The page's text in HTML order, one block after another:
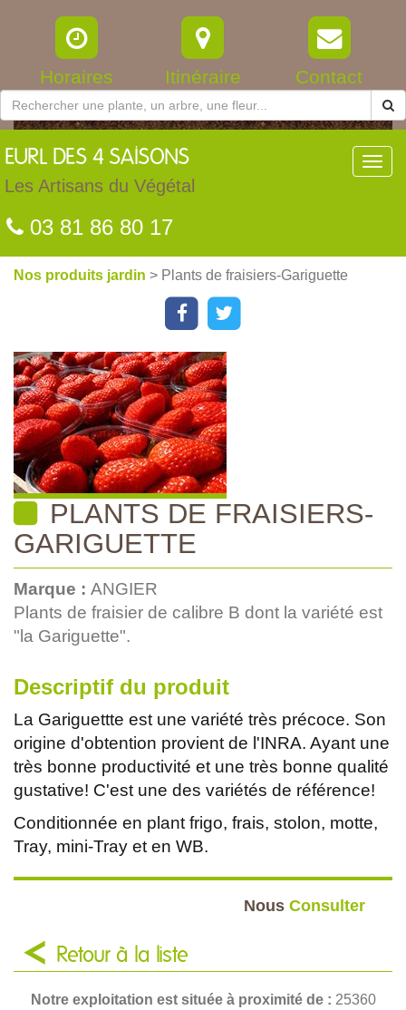
Horaires Itinéraire Contact
EURL DES 4 SAISONS
Les Artisans du Végétal
03 81 86 80 17
Nos produits jardin > Plants de fraisiers-Gariguette
PLANTS DE FRAISIERS-
GARIGUETTE
Marque : ANGIER
Plants de fraisier de calibre B dont la variété est
"la Gariguette".
Descriptif du produit
La Gariguettte est une variété très précoce. Son
origine d'obtention provient de l'INRA. Ayant une
très bonne productivité et une très bonne qualité
gustative! C'est une des variétés de référence!
Conditionnée en plant frigo, frais, stolon, motte,
Tray, mini-Tray et en WB.
Nous Consulter
Retour à la liste
Notre exploitation est située à proximité de : 25360